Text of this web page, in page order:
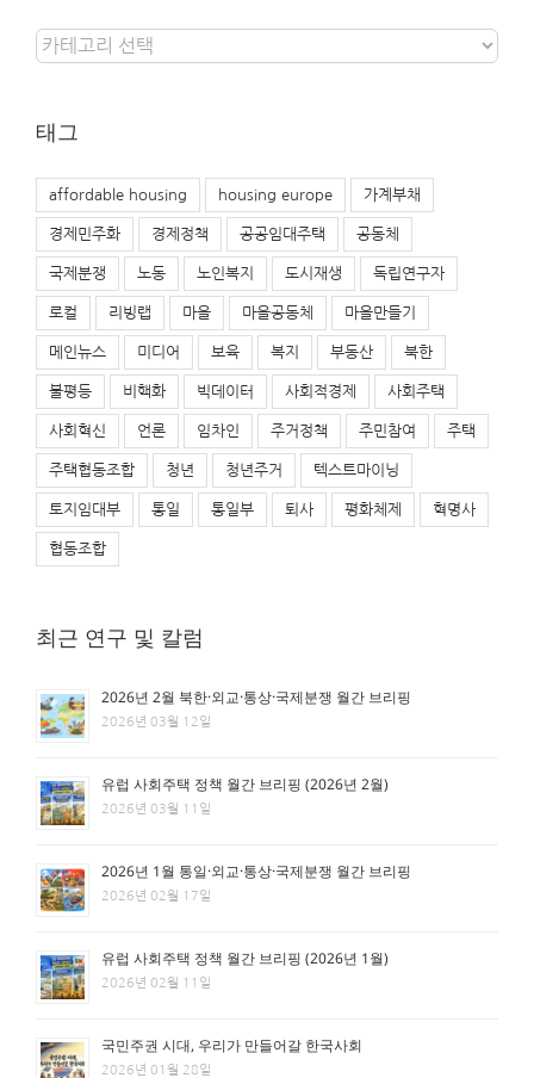
카
테
태그
affordable housing housing europe 가계부채
경제민주화 경제정책 공공임대주택 공동체
국제분쟁 노동 노인복지 도시재생 독립연구자
로컬 리빙랩 마을 마을공동체 마을만들기
메인뉴스 미디어 보육 복지 부동산 북한
불평등 비핵화 빅데이터 사회적경제 사회주택
사회혁신 언론 임차인 주거정책 주민참여 주택
주택협동조합 청년 청년주거 텍스트마이닝
토지임대부 통일 통일부 퇴사 평화체제 혁명사
협동조합
최근 연구 및 칼럼
2026년 2월 북한·외교·통상·국제분쟁 월간 브리핑
2026년 03월 12일
유럽 사회주택 정책 월간 브리핑 (2026년 2월)
2026년 03월 11일
2026년 1월 통일·외교·통상·국제분쟁 월간 브리핑
2026년 02월 17일
유럽 사회주택 정책 월간 브리핑 (2026년 1월)
2026년 02월 11일
국민주권 시대, 우리가 만들어갈 한국사회
2026년 01월 28일